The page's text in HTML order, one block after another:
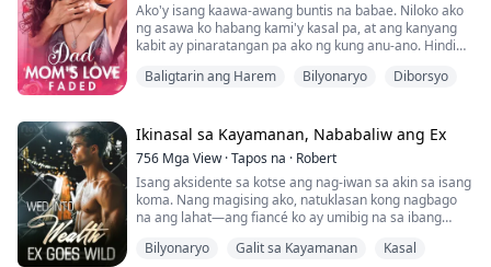
Ako'y isang kaawa-awang buntis na babae. Niloko ako
ng asawa ko habang kami'y kasal pa, at ang kanyang
kabit ay pinaratangan pa ako ng kung anu-ano. Hindi
ako'y malupit na pinahirapan at pinahiya nila...
hanggang sa naging matagumpay at kahanga-hanga...
Baligtarin ang Harem Bilyonaryo Diborsyo
Ikinasal sa Kayamanan, Nababaliw ang Ex
756 Mga View·Tapos na · Robert
Isang aksidente sa kotse ang nag-iwan sa akin sa isang
koma. Nang magising ako, natuklasan kong nagbago
na ang lahat—ang fiancé ko ay umibig na sa ibang
Wala akong magawa kundi tanggapin ang lahat at
Bilyonaryo Galit sa Kayamanan Kasal